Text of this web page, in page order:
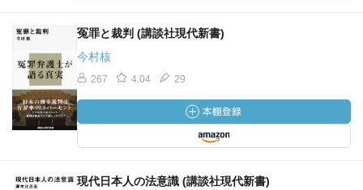
冤罪と裁判 (講談社現代新書)
今村核
267 4.04 29
現代日本人の法意識 (講談社現代新書)